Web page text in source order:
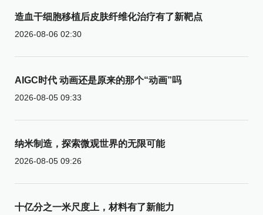
造血干细胞移植后皮肤纤维化治疗有了新靶点
2026-08-06 02:30
AIGC时代 动画还是原来的那个“动画”吗
2026-08-05 09:33
纳米制造，探索微观世界的无限可能
2026-08-05 09:26
十亿分之一米尺度上，材料有了新能力